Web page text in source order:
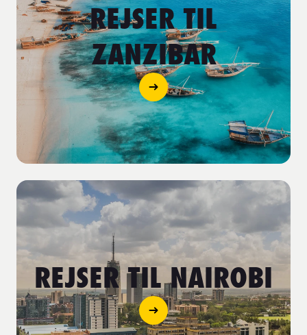
REJSER TIL
ZANZIBAR
REJSER TIL NAIROBI